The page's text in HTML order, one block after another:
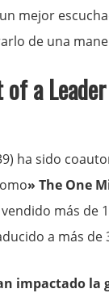
mejor
de una
of a
ha sido
» The One
más de
a más de
impactado la